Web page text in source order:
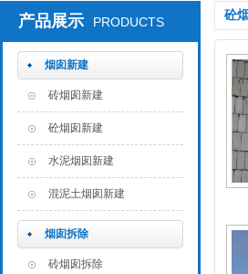
产品展示 PRODUCTS
烟囱新建
砖烟囱新建
砼烟囱新建
水泥烟囱新建
混泥土烟囱新建
烟囱拆除
砖烟囱拆除
砼